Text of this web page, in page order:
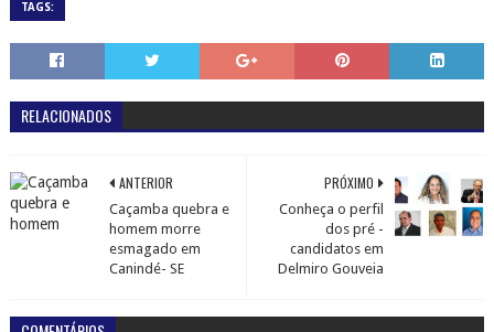
TAGS:
RELACIONADOS
PRÓXIMO
Conheça o perfil
dos pré -
candidatos em
Delmiro Gouveia
ANTERIOR
Caçamba quebra e
homem morre
esmagado em
Canindé- SE